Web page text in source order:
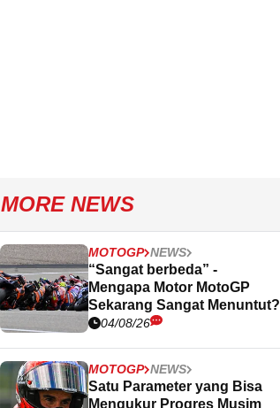
MORE NEWS
MOTOGP NEWS
“Sangat berbeda” -
Mengapa Motor MotoGP
Sekarang Sangat Menuntut?
04/08/26
MOTOGP NEWS
Satu Parameter yang Bisa
Mengukur Progres Musim